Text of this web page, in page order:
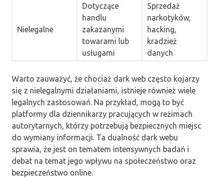
Nielegalne
Dotyczące
handlu
zakazanymi
towarami lub
usługami
Sprzedaż
narkotyków,
hacking,
kradzież
danych
Warto zauważyć, że chociaż dark web często kojarzy
się z nielegalnymi działaniami, istnieje również wiele
legalnych zastosowań. Na przykład, mogą to być
platformy dla dziennikarzy pracujących w reżimach
autorytarnych, którzy potrzebują bezpiecznych miejsc
do wymiany informacji. Ta dualność dark webu
sprawia, że jest on tematem intensywnych badań i
debat na temat jego wpływu na społeczeństwo oraz
bezpieczeństwo online.